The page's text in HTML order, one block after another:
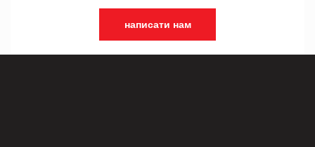
написати нам